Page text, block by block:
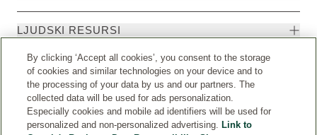
LJUDSKI RESURSI
By clicking ‘Accept all cookies’, you consent to the storage
of cookies and similar technologies on your device and to
the processing of your data by us and our partners. The
collected data will be used for ads personalization.
Especially cookies and mobile ad identifiers will be used for
personalized and non-personalized advertising. Link to